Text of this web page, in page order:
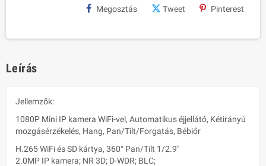
Megosztás Tweet Pinterest
Leírás
Jellemzők:
1080P Mini IP kamera WiFi-vel, Automatikus éjjellátó, Kétirányú
mozgásérzékelés, Hang, Pan/Tilt/Forgatás, Bébiőr
H.265 WiFi és SD kártya, 360° Pan/Tilt 1/2.9"
2.0MP IP kamera; NR 3D; D-WDR; BLC;